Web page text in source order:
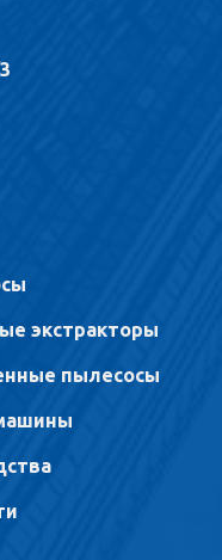
экстракторы
пылесосы